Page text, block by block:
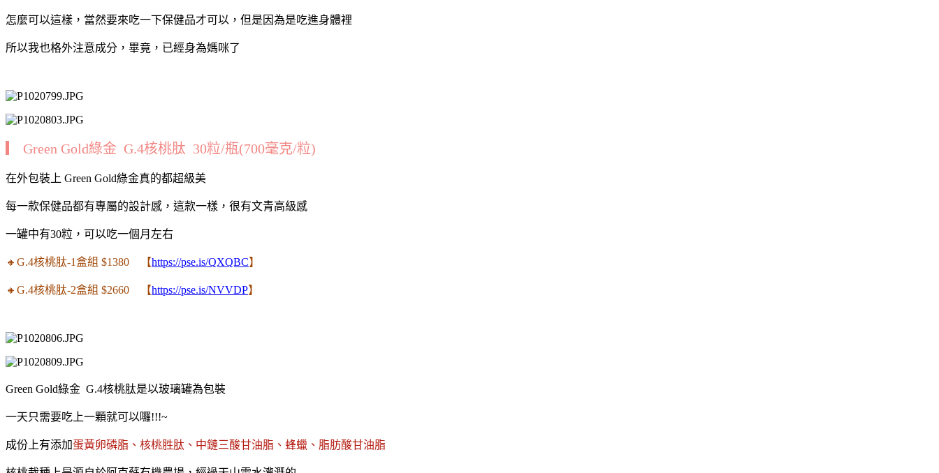
怎麼可以這樣，當然要來吃一下保健品才可以，但是因為是吃進身體裡
所以我也格外注意成分，畢竟，已經身為媽咪了
▎ Green Gold綠金 G.4核桃肽 30粒/瓶(700毫克/粒)
在外包裝上 Green Gold綠金真的都超級美
每一款保健品都有專屬的設計感，這款一樣，很有文青高級感
一罐中有30粒，可以吃一個月左右
🔸G.4核桃肽-1盒組 $1380 【https://pse.is/QXQBC】
🔸G.4核桃肽-2盒組 $2660 【https://pse.is/NVVDP】
Green Gold綠金 G.4核桃肽是以玻璃罐為包裝
一天只需要吃上一顆就可以囉!!!~
成份上有添加蛋黃卵磷脂、核桃胜肽、中鏈三酸甘油脂、蜂蠟、脂肪酸甘油脂